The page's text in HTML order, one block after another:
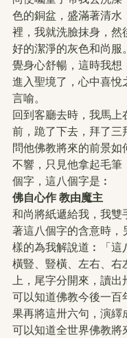
色的銅盆，盛滿著清水
裡，我就洗臉抹身，然
好的潔淨的灰色和尚服
覺身心舒暢，這時我想
進入聖境了，心中喜悅
言喻。
回到客廳去時，我馬上
前，跪了下去，拜了三
問他佛教將來的前景如
不響，只見他拿起毛筆
個字，這八個字是︰
佛自心作 教由魔主
和尚將紙遞給我，我雙
著這八個字的含意時，
樣的為我解說道︰「這
橫豎、豎橫、左右、右
上，尾字分開來，讀出
可以知道佛教今後一百
果再將這卅六句，演繹
可以知道全世界佛教將